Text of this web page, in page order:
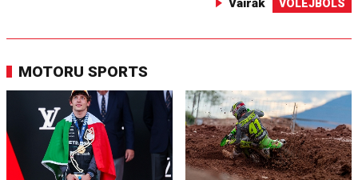
Vairāk VOLEJBOLS
MOTORU SPORTS